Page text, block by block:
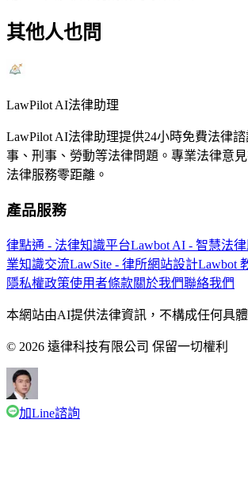
其他人也問
LawPilot AI法律助理
LawPilot AI法律助理提供24小時免費法律
事、刑事、勞動等法律問題。專業法律意
法律服務零距離。
產品服務
律點通 - 法律知識平台Lawbot AI - 智慧法
業知識交流LawSite - 律所網站設計Lawbot
隱私權政策使用者條款關於我們聯絡我們
本網站由AI提供法律資訊，不構成任何具
© 2026 遠律科技有限公司 保留一切權利
加Line諮詢